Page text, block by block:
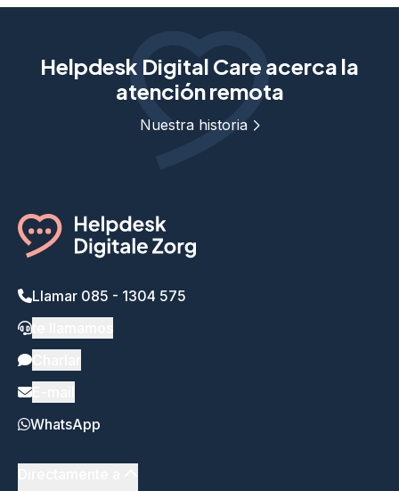
Helpdesk Digital Care acerca la
atención remota
Nuestra historia
Llamar 085 - 1304 575
WhatsApp